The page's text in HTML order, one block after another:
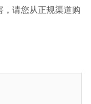
，请您从正规渠道购